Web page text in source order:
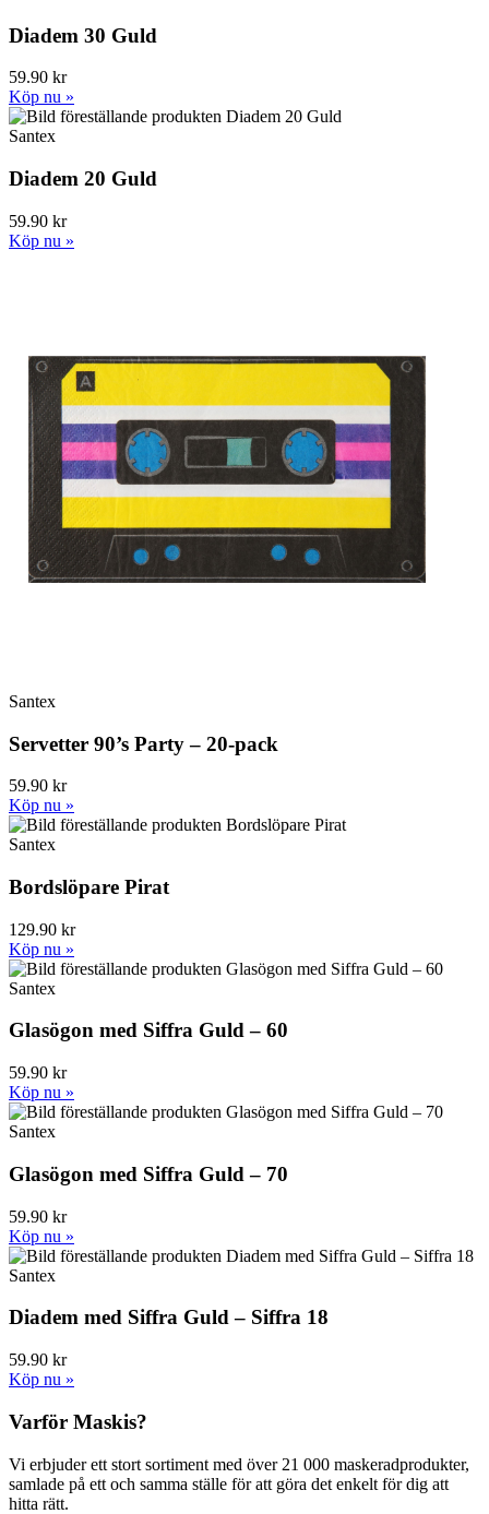
Diadem 30 Guld
59.90 kr
Köp nu »
Santex
Diadem 20 Guld
59.90 kr
Köp nu »
Santex
Servetter 90’s Party – 20-pack
59.90 kr
Köp nu »
Santex
Bordslöpare Pirat
129.90 kr
Köp nu »
Santex
Glasögon med Siffra Guld – 60
59.90 kr
Köp nu »
Santex
Glasögon med Siffra Guld – 70
59.90 kr
Köp nu »
Santex
Diadem med Siffra Guld – Siffra 18
59.90 kr
Köp nu »
Varför Maskis?
Vi erbjuder ett stort sortiment med över 21 000 maskeradprodukter,
samlade på ett och samma ställe för att göra det enkelt för dig att
hitta rätt.